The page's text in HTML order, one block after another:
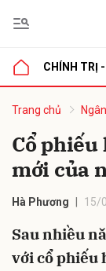
CHÍNH TRỊ -
Trang chủ
Cổ
mới của
Hà Phương 15/
Sau nhiều
với cổ phiếu
luận